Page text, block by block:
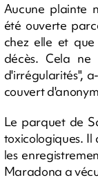
Aucune plainte
été ouverte
chez elle et
décès. Cela
d'irrégularités",
couvert
Le parquet de
toxicologiques. Il
les
Maradona a